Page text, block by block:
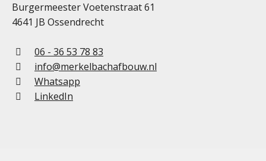
Burgermeester Voetenstraat 61
4641 JB Ossendrecht
06 - 36 53 78 83
info@merkelbachafbouw.nl
Whatsapp
LinkedIn